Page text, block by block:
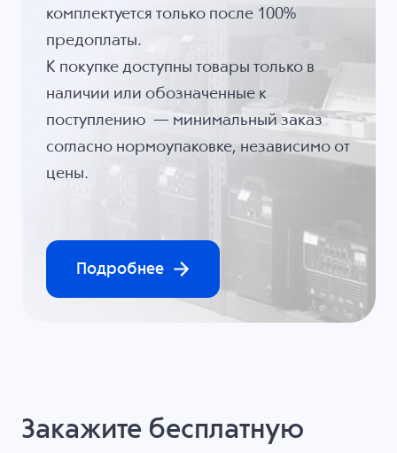
комплектуется только после 100%
предоплаты.
К покупке доступны товары только в
наличии или обозначенные к
поступлению — минимальный заказ
согласно нормоупаковке, независимо от
цены.
Подробнее
Закажите бесплатную